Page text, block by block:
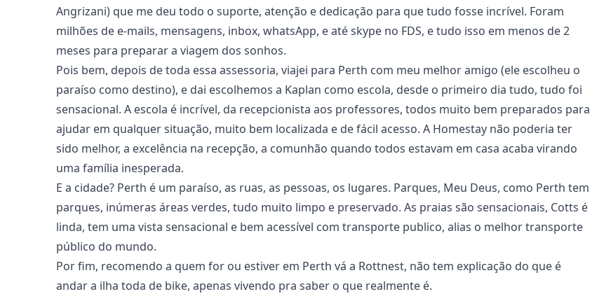
Angrizani) que me deu todo o suporte, atenção e dedicação para que tudo fosse incrível. Foram
milhões de e-mails, mensagens, inbox, whatsApp, e até skype no FDS, e tudo isso em menos de 2
meses para preparar a viagem dos sonhos.
Pois bem, depois de toda essa assessoria, viajei para Perth com meu melhor amigo (ele escolheu o
paraíso como destino), e dai escolhemos a Kaplan como escola, desde o primeiro dia tudo, tudo foi
sensacional. A escola é incrível, da recepcionista aos professores, todos muito bem preparados para
ajudar em qualquer situação, muito bem localizada e de fácil acesso. A Homestay não poderia ter
sido melhor, a excelência na recepção, a comunhão quando todos estavam em casa acaba virando
uma família inesperada.
E a cidade? Perth é um paraíso, as ruas, as pessoas, os lugares. Parques, Meu Deus, como Perth tem
parques, inúmeras áreas verdes, tudo muito limpo e preservado. As praias são sensacionais, Cotts é
linda, tem uma vista sensacional e bem acessível com transporte publico, alias o melhor transporte
público do mundo.
Por fim, recomendo a quem for ou estiver em Perth vá a Rottnest, não tem explicação do que é
andar a ilha toda de bike, apenas vivendo pra saber o que realmente é.